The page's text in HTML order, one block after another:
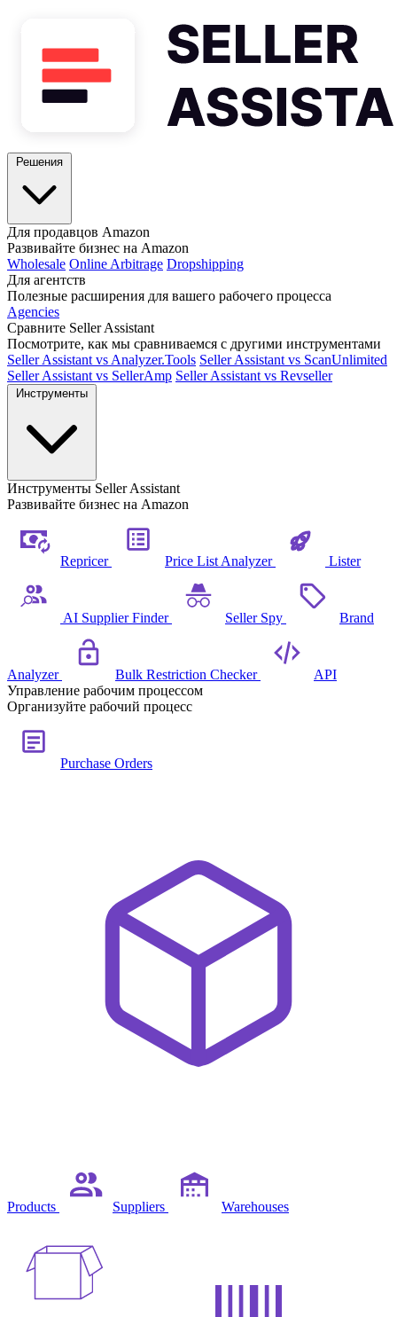
Для продавцов Amazon
Развивайте бизнес на Amazon
Wholesale Online Arbitrage Dropshipping
Для агентств
Полезные расширения для вашего рабочего процесса
Agencies
Сравните Seller Assistant
Посмотрите, как мы сравниваемся с другими инструментами
Seller Assistant vs Analyzer.Tools Seller Assistant vs ScanUnlimited
Seller Assistant vs SellerAmp Seller Assistant vs Revseller
Инструменты Seller Assistant
Развивайте бизнес на Amazon
Repricer Price List Analyzer Lister
AI Supplier Finder Seller Spy Brand
Analyzer Bulk Restriction Checker
API
Управление рабочим процессом
Организуйте рабочий процесс
Purchase Orders
Products Suppliers Warehouses